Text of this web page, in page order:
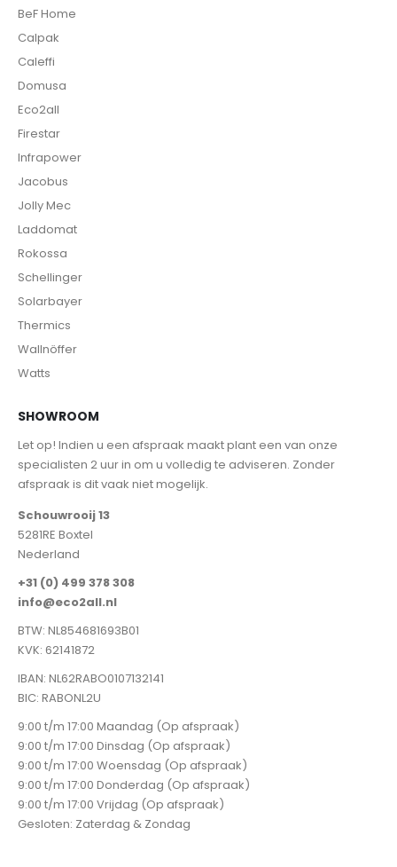
BeF Home
Calpak
Caleffi
Domusa
Eco2all
Firestar
Infrapower
Jacobus
Jolly Mec
Laddomat
Rokossa
Schellinger
Solarbayer
Thermics
Wallnöffer
Watts
SHOWROOM
Let op! Indien u een afspraak maakt plant een van onze
specialisten 2 uur in om u volledig te adviseren. Zonder
afspraak is dit vaak niet mogelijk.
Schouwrooij 13
5281RE Boxtel
Nederland
+31 (0) 499 378 308
info@eco2all.nl
BTW: NL854681693B01
KVK: 62141872
IBAN: NL62RABO0107132141
BIC: RABONL2U
9:00 t/m 17:00 Maandag (Op afspraak)
9:00 t/m 17:00 Dinsdag (Op afspraak)
9:00 t/m 17:00 Woensdag (Op afspraak)
9:00 t/m 17:00 Donderdag (Op afspraak)
9:00 t/m 17:00 Vrijdag (Op afspraak)
Gesloten: Zaterdag & Zondag